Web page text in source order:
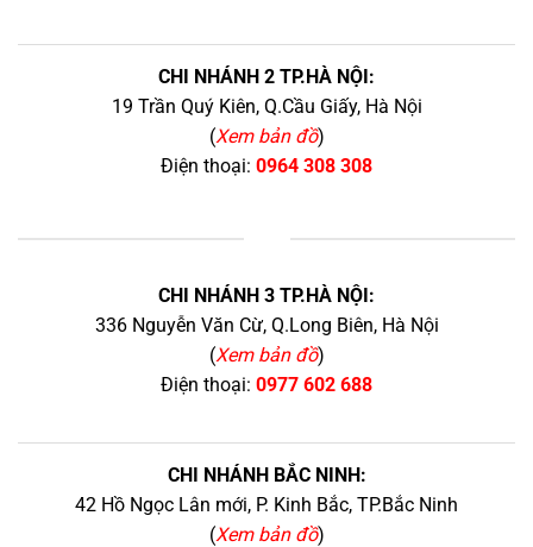
CHI NHÁNH 2 TP.HÀ NỘI:
19 Trần Quý Kiên, Q.Cầu Giấy, Hà Nội
(Xem bản đồ)
Điện thoại: 0964 308 308
CHI NHÁNH 3 TP.HÀ NỘI:
336 Nguyễn Văn Cừ, Q.Long Biên, Hà Nội
(Xem bản đồ)
Điện thoại: 0977 602 688
CHI NHÁNH BẮC NINH:
42 Hồ Ngọc Lân mới, P. Kinh Bắc, TP.Bắc Ninh
(Xem bản đồ)